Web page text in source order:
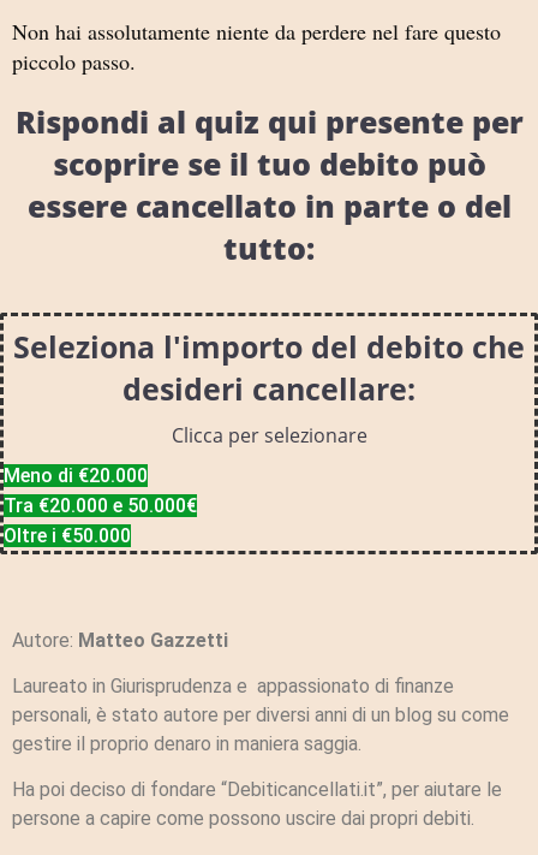
Non hai assolutamente niente da perdere nel fare questo
piccolo passo.
Rispondi al quiz qui presente per
scoprire se il tuo debito può
essere cancellato in parte o del
tutto:
Seleziona l'importo del debito che
desideri cancellare:
Clicca per selezionare
Meno di €20.000
Tra €20.000 e 50.000€
Oltre i €50.000
Autore: Matteo Gazzetti
Laureato in Giurisprudenza e appassionato di finanze
personali, è stato autore per diversi anni di un blog su come
gestire il proprio denaro in maniera saggia.
Ha poi deciso di fondare “Debiticancellati.it”, per aiutare le
persone a capire come possono uscire dai propri debiti.